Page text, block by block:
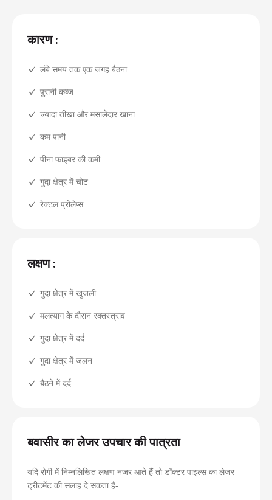
कारण :
लंबे समय तक एक जगह बैठना
पुरानी कब्ज
ज्यादा तीखा और मसालेदार खाना
कम पानी
पीना फाइबर की कमी
गुदा क्षेत्र में चोट
रेक्टल प्रोलेप्स
लक्षण :
गुदा क्षेत्र में खुजली
मलत्याग के दौरान रक्तस्त्राव
गुदा क्षेत्र में दर्द
गुदा क्षेत्र में जलन
बैठने में दर्द
बवासीर का लेजर उपचार की पात्रता
यदि रोगी में निम्नलिखित लक्षण नजर आते हैं तो डॉक्टर पाइल्स का लेजर
ट्रीटमेंट की सलाह दे सकता है-